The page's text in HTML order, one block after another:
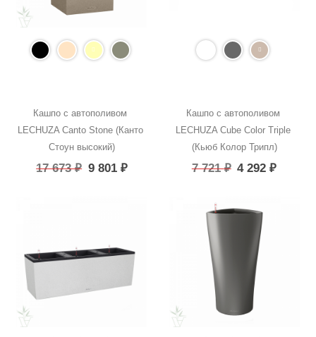
Кашпо с автополивом
LECHUZA Canto Stone (Канто
Стоун высокий)
17 673₽ 9 801 ₽
Кашпо с автополивом
LECHUZA Cube Color Triple
(Кьюб Колор Трипл)
7 721₽ 4 292₽